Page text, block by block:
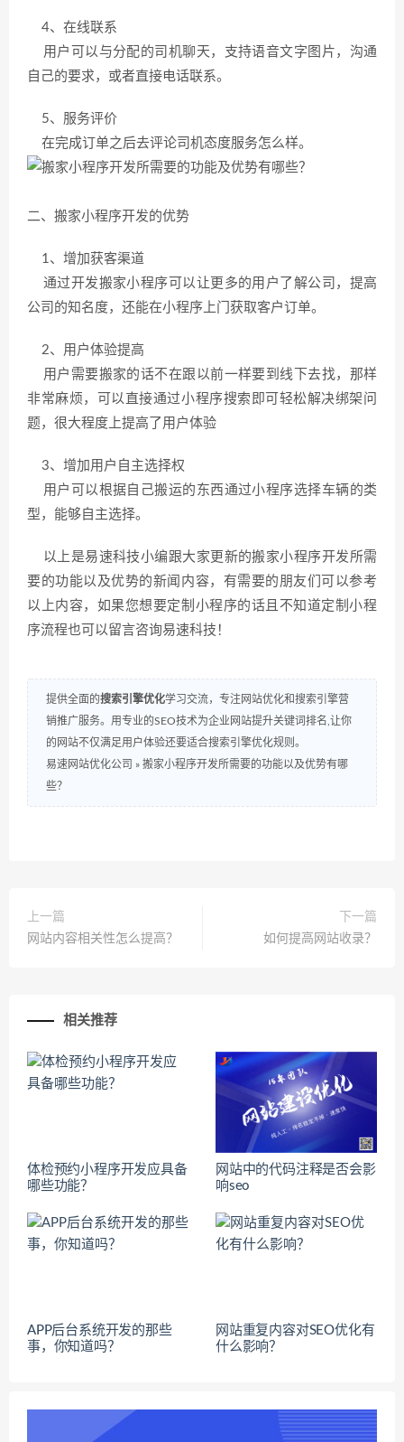
4、在线联系
用户可以与分配的司机聊天，支持语音文字图片，沟通
自己的要求，或者直接电话联系。
5、服务评价
在完成订单之后去评论司机态度服务怎么样。
二、搬家小程序开发的优势
1、增加获客渠道
通过开发搬家小程序可以让更多的用户了解公司，提高
公司的知名度，还能在小程序上门获取客户订单。
2、用户体验提高
用户需要搬家的话不在跟以前一样要到线下去找，那样
非常麻烦，可以直接通过小程序搜索即可轻松解决绑架问
题，很大程度上提高了用户体验
3、增加用户自主选择权
用户可以根据自己搬运的东西通过小程序选择车辆的类
型，能够自主选择。
以上是易速科技小编跟大家更新的搬家小程序开发所需
要的功能以及优势的新闻内容，有需要的朋友们可以参考
以上内容，如果您想要定制小程序的话且不知道定制小程
序流程也可以留言咨询易速科技！
提供全面的搜索引擎优化学习交流，专注网站优化和搜索引擎营
销推广服务。用专业的SEO技术为企业网站提升关键词排名,让你
的网站不仅满足用户体验还要适合搜索引擎优化规则。
易速网站优化公司 » 搬家小程序开发所需要的功能以及优势有哪
些？
上一篇
网站内容相关性怎么提高？
下一篇
如何提高网站收录？
相关推荐
体检预约小程序开发应具备
哪些功能？
网站中的代码注释是否会影
响seo
APP后台系统开发的那些
事，你知道吗？
网站重复内容对SEO优化有
什么影响？